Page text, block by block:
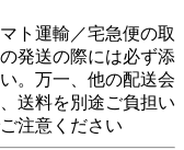
ト運輸／宅急便の取
発送の際には必ず添
。万一、他の配送会
送料を別途ご負担い
注意ください